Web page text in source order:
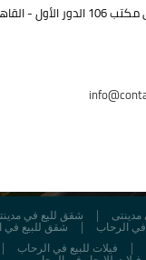
مدينة الرحاب المبنى الإداري مكتب 106
شقق لليع في
شقق للبيع في
الرحاب
فيلات للبيع في الرحاب